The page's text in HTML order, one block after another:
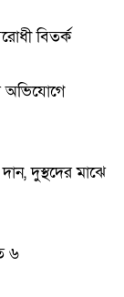
বিতর্ক
অভিযোগে
দুস্থদের মাঝে
৬